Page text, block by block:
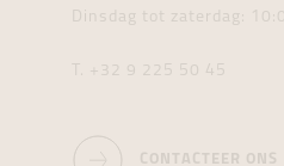
Dinsdag tot zaterdag:
T. +32 9 225 50 45
CONTACTEER ONS